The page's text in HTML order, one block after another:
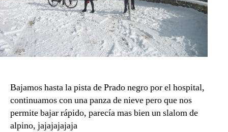
Bajamos hasta la pista de Prado negro por el hospital,
continuamos con una panza de nieve pero que nos
permite bajar rápido, parecía mas bien un slalom de
alpino, jajajajajaja